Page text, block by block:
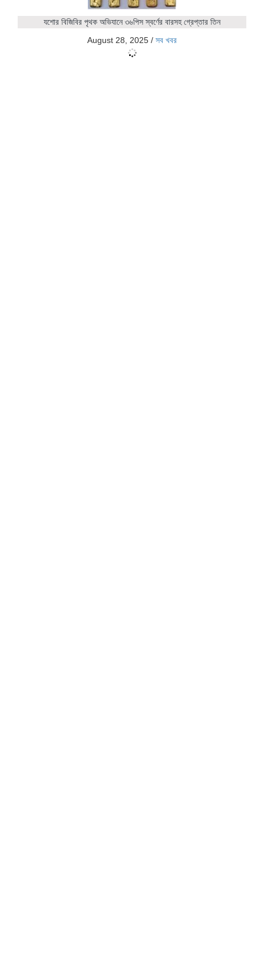
যশোর বিজিবির পৃথক অভিযানে ৩৬পিস স্বর্ণের বারসহ গ্রেপ্তার তিন
August 28, 2025 / সব খবর